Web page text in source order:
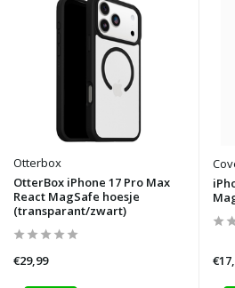
Otterbox
OtterBox iPhone 17 Pro Max
React MagSafe hoesje
(transparant/zwart)
€29,99